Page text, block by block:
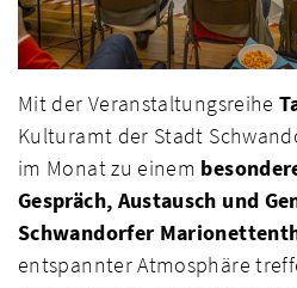
Mit der Veranstaltungsreihe
Kulturamt der Stadt
im Monat zu einem
Gespräch, Austausch und
Schwandorfer
entspannter Atmosphäre